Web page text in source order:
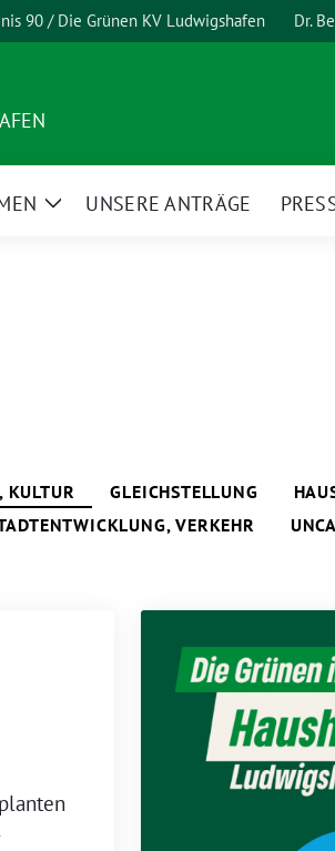
90 / Die Grünen KV Ludwigshafen Dr.
ZeigeUNSERE ANTRÄGE
KULTUR GLEICHSTELLUNG
VERKEHR